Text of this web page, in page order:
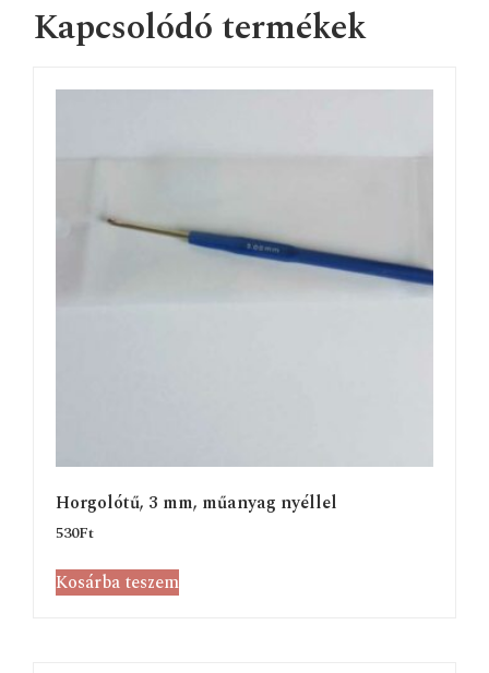
Kapcsolódó termékek
Horgolótű, 3 mm, műanyag nyéllel
530Ft
Kosárba teszem